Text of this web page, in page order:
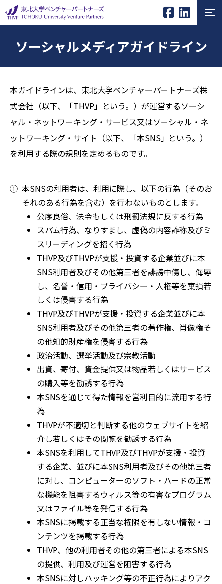
ソーシャルメディアガイドライン
本ガイドラインは、東北大学ベンチャーパートナーズ株
式会社（以下、「THVP」という。）が運営するソーシ
ャル・ネットワーキング・サービス又はソーシャル・ネ
ットワーキング・サイト（以下、「本SNS」という。）
を利用する際の規則を定めるものです。
本SNSの利用者は、利用に際し、以下の行為（そのお
それのある行為を含む）を行わないものとします。
公序良俗、法令もしくは刑罰法規に反する行為
スパム行為、なりすまし、虚偽の内容詐称及びミ
スリーディングを招く行為
THVP及びTHVPが支援・投資する企業並びに本
SNS利用者及びその他第三者を誹謗中傷し、侮辱
し、名誉・信用・プライバシー・人権等を棄損若
しくは侵害する行為
THVP及びTHVPが支援・投資する企業並びに本
SNS利用者及びその他第三者の著作権、肖像権そ
の他知的財産権を侵害する行為
政治活動、選挙活動及び宗教活動
出資、寄付、資金提供又は物品若しくはサービス
の購入等を勧誘する行為
本SNSを通じて得た情報を営利目的に流用する行
為
THVPが不適切と判断する他のウェブサイトを紹
介し若しくはその閲覧を勧誘する行為
本SNSを利用してTHVP及びTHVPが支援・投資
する企業、並びに本SNS利用者及びその他第三者
に対し、コンピューターのソフト・ハードの正常
な機能を阻害するウィルス等の有害なプログラム
又はファイル等を発信する行為
本SNSに掲載する正当な権限を有しない情報・コ
ンテンツを掲載する行為
THVP、他の利用者その他の第三者による本SNS
の提供、利用及び運営を阻害する行為
本SNSに対しハッキング等の不正行為によりアク